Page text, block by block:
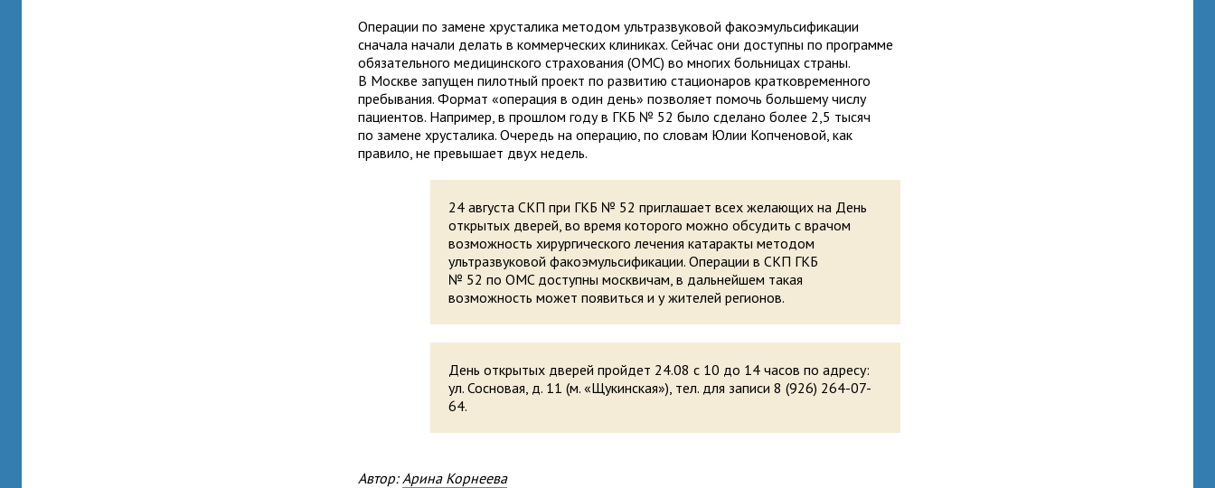
Операции по замене хрусталика методом ультразвуковой факоэмульсификации
сначала начали делать в коммерческих клиниках. Сейчас они доступны по программе
обязательного медицинского страхования (ОМС) во многих больницах страны.
В Москве запущен пилотный проект по развитию стационаров кратковременного
пребывания. Формат «операция в один день» позволяет помочь большему числу
пациентов. Например, в прошлом году в ГКБ № 52 было сделано более 2,5 тысяч
по замене хрусталика. Очередь на операцию, по словам Юлии Копченовой, как
правило, не превышает двух недель.
24 августа СКП при ГКБ № 52 приглашает всех желающих на День
открытых дверей, во время которого можно обсудить с врачом
возможность хирургического лечения катаракты методом
ультразвуковой факоэмульсификации. Операции в СКП ГКБ
№ 52 по ОМC доступны москвичам, в дальнейшем такая
возможность может появиться и у жителей регионов.
День открытых дверей пройдет 24.08 с 10 до 14 часов по адресу:
ул. Сосновая, д. 11 (м. «Щукинская»), тел. для записи 8 (926) 264-07-
64.
Автор:Арина Корнеева